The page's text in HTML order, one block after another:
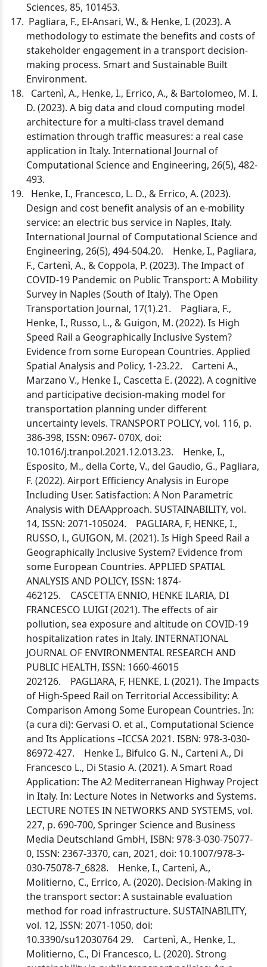
Sciences, 85, 101453.
Pagliara, F., El-Ansari, W., & Henke, I. (2023). A
methodology to estimate the benefits and costs of
stakeholder engagement in a transport decision-
making process. Smart and Sustainable Built
Environment.
Cartenì, A., Henke, I., Errico, A., & Bartolomeo, M. I.
D. (2023). A big data and cloud computing model
architecture for a multi-class travel demand
estimation through traffic measures: a real case
application in Italy. International Journal of
Computational Science and Engineering, 26(5), 482-
493.
Henke, I., Francesco, L. D., & Errico, A. (2023).
Design and cost benefit analysis of an e-mobility
service: an electric bus service in Naples, Italy.
International Journal of Computational Science and
Engineering, 26(5), 494-504.20. Henke, I., Pagliara,
F., Cartenì, A., & Coppola, P. (2023). The Impact of
COVID-19 Pandemic on Public Transport: A Mobility
Survey in Naples (South of Italy). The Open
Transportation Journal, 17(1).21. Pagliara, F.,
Henke, I., Russo, L., & Guigon, M. (2022). Is High
Speed Rail a Geographically Inclusive System?
Evidence from some European Countries. Applied
Spatial Analysis and Policy, 1-23.22. Carteni A.,
Marzano V., Henke I., Cascetta E. (2022). A cognitive
and participative decision-making model for
transportation planning under different
uncertainty levels. TRANSPORT POLICY, vol. 116, p.
386-398, ISSN: 0967- 070X, doi:
10.1016/j.tranpol.2021.12.013.23. Henke, I.,
Esposito, M., della Corte, V., del Gaudio, G., Pagliara,
F. (2022). Airport Efficiency Analysis in Europe
Including User. Satisfaction: A Non Parametric
Analysis with DEAApproach. SUSTAINABILITY, vol.
14, ISSN: 2071-105024. PAGLIARA, F, HENKE, I.,
RUSSO, l., GUIGON, M. (2021). Is High Speed Rail a
Geographically Inclusive System? Evidence from
some European Countries. APPLIED SPATIAL
ANALYSIS AND POLICY, ISSN: 1874-
462125. CASCETTA ENNIO, HENKE ILARIA, DI
FRANCESCO LUIGI (2021). The effects of air
pollution, sea exposure and altitude on COVID-19
hospitalization rates in Italy. INTERNATIONAL
JOURNAL OF ENVIRONMENTAL RESEARCH AND
PUBLIC HEALTH, ISSN: 1660-46015
202126. PAGLIARA, F, HENKE, I. (2021). The Impacts
of High-Speed Rail on Territorial Accessibility: A
Comparison Among Some European Countries. In:
(a cura di): Gervasi O. et al., Computational Science
and Its Applications –ICCSA 2021. ISBN: 978-3-030-
86972-427. Henke I., Bifulco G. N., Carteni A., Di
Francesco L., Di Stasio A. (2021). A Smart Road
Application: The A2 Mediterranean Highway Project
in Italy. In: Lecture Notes in Networks and Systems.
LECTURE NOTES IN NETWORKS AND SYSTEMS, vol.
227, p. 690-700, Springer Science and Business
Media Deutschland GmbH, ISBN: 978-3-030-75077-
0, ISSN: 2367-3370, can, 2021, doi: 10.1007/978-3-
030-75078-7_6828. Henke, I., Cartenì, A.,
Molitierno, C., Errico, A. (2020). Decision-Making in
the transport sector: A sustainable evaluation
method for road infrastructure. SUSTAINABILITY,
vol. 12, ISSN: 2071-1050, doi:
10.3390/su12030764 29. Cartenì, A., Henke, I.,
Molitierno, C., Di Francesco, L. (2020). Strong